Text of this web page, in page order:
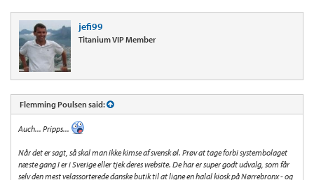
jefi99
Titanium VIP Member
Flemming Poulsen said:
Auch... Pripps...
Når det er sagt, så skal man ikke kimse af svensk øl. Prøv at tage forbi systembolaget
næste gang I er i Sverige eller tjek deres website. De har er super godt udvalg, som får
selv den mest velassorterede danske butik til at ligne en halal kiosk på Nørrebronx - og